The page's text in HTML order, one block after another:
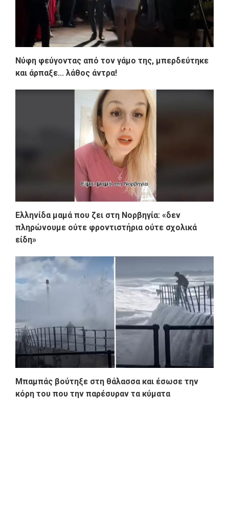
Νύφη φεύγοντας από τον γάμο της, μπερδεύτηκε
και άρπαξε... λάθος άντρα!
Ελληνίδα μαμά που ζει στη Νορβηγία: «δεν
πληρώνουμε ούτε φροντιστήρια ούτε σχολικά
είδη»
Μπαμπάς βούτηξε στη θάλασσα και έσωσε την
κόρη του που την παρέσυραν τα κύματα